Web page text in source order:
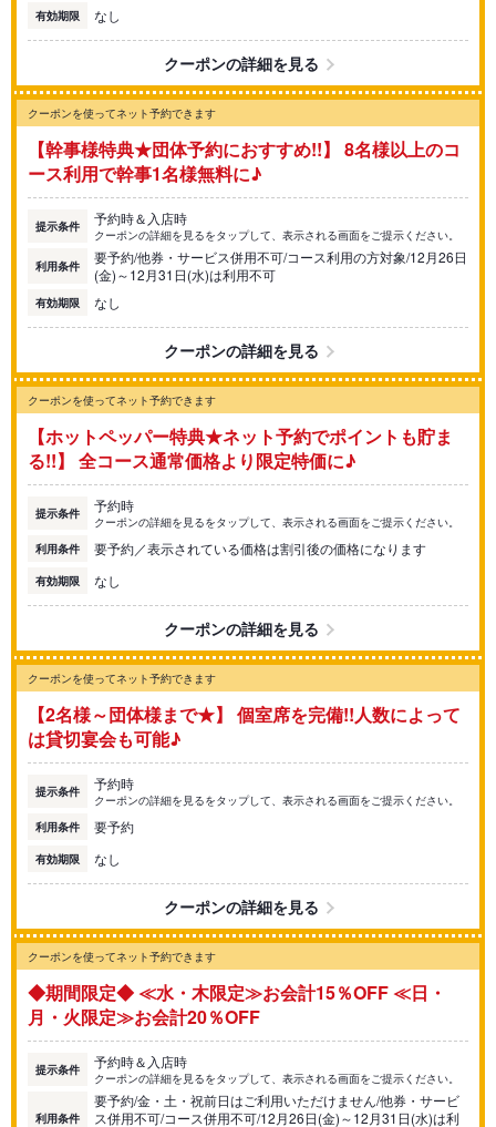
有効期限 なし
クーポンの詳細を見る
クーポンを使ってネット予約できます
【幹事様特典★団体予約におすすめ!!】 8名様以上のコ
ース利用で幹事1名様無料に♪
提示条件 予約時＆入店時
クーポンの詳細を見るをタップして、表示される画面をご提示ください。
利用条件
要予約/他券・サービス併用不可/コース利用の方対象/12月26日
(金)～12月31日(水)は利用不可
有効期限 なし
クーポンの詳細を見る
クーポンを使ってネット予約できます
【ホットペッパー特典★ネット予約でポイントも貯ま
る!!】 全コース通常価格より限定特価に♪
提示条件 予約時
クーポンの詳細を見るをタップして、表示される画面をご提示ください。
利用条件
要予約／表示されている価格は割引後の価格になります
有効期限 なし
クーポンの詳細を見る
クーポンを使ってネット予約できます
【2名様～団体様まで★】 個室席を完備!!人数によって
は貸切宴会も可能♪
提示条件 予約時
クーポンの詳細を見るをタップして、表示される画面をご提示ください。
利用条件
要予約
有効期限 なし
クーポンの詳細を見る
クーポンを使ってネット予約できます
◆期間限定◆ ≪水・木限定≫お会計15％OFF ≪日・
月・火限定≫お会計20％OFF
提示条件 予約時＆入店時
クーポンの詳細を見るをタップして、表示される画面をご提示ください。
利用条件
要予約/金・土・祝前日はご利用いただけません/他券・サービ
ス併用不可/コース併用不可/12月26日(金)～12月31日(水)は利